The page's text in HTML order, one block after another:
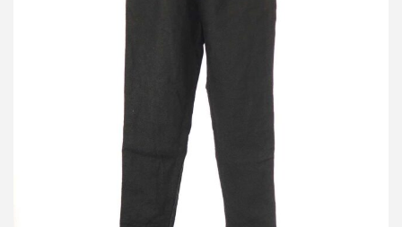
タイチムラカミ PLEATED L/C TRS ウールラミートラウザーパン
ツ
買取金額13,750円
詳しく見る